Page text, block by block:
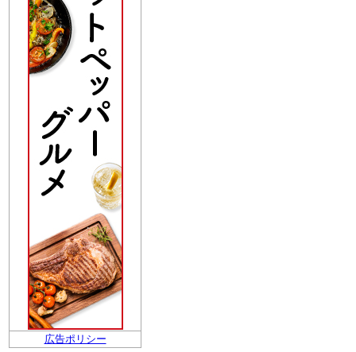
広告ポリシー